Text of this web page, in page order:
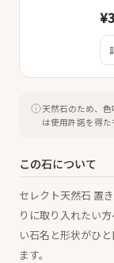
天然石のため、色
は使用許諾を得た
この石について
セレクト天然石 置
りに取り入れたい
い石名と形状がひ
ます。